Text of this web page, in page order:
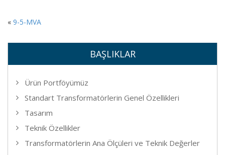
« 9-5-MVA
BAŞLIKLAR
Ürün Portföyümüz
Standart Transformatörlerin Genel Özellikleri
Tasarım
Teknik Özellikler
Transformatörlerin Ana Ölçüleri ve Teknik Değerler